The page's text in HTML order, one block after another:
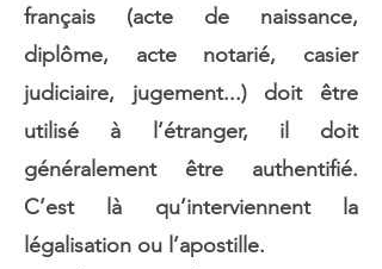
français (acte de naissance,
diplôme, acte notarié, casier
judiciaire, jugement...) doit être
utilisé à l’étranger, il doit
généralement être authentifié.
C’est là qu’interviennent la
légalisation ou l’apostille.